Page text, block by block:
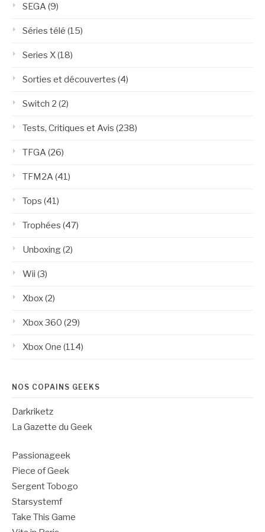
SEGA(9)
Séries télé (15)
Series X(18)
Sorties et découvertes (4)
Switch 2 (2)
Tests, Critiques et Avis (238)
TFGA(26)
TFM2A(41)
Tops (41)
Trophées (47)
Unboxing(2)
Wii (3)
Xbox(2)
Xbox 360 (29)
Xbox One (114)
NOS COPAINS GEEKS
Darkriketz
La Gazette du Geek
Passionageek
Piece of Geek
Sergent Tobogo
Starsystemf
Take This Game